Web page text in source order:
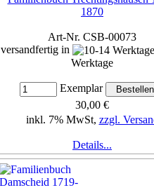
1870
Art-Nr. CSB-00073
versandfertig in
Werktage
Exemplar
30,00 €
inkl. 7% MwSt, zzgl.
Details...